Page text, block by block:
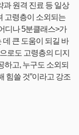
과 원격 진료 등 일상
고령층이 소외되는
디나 5분클래스>가
큰 도움이 되길 바
로도 고령층의 디지
하고, 누구도 소외되
힘쓸 것”이라고 강조